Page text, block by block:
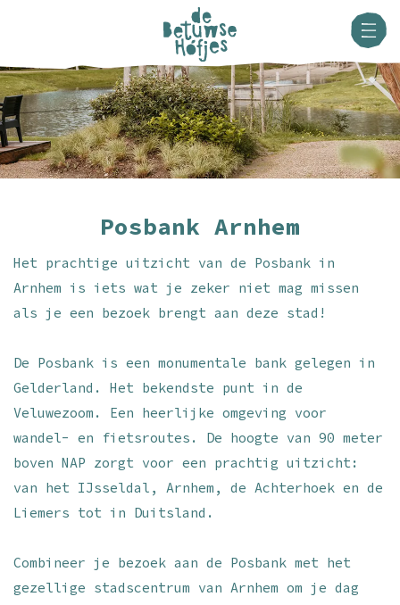
Posbank Arnhem
Het prachtige uitzicht van de Posbank in
Arnhem is iets wat je zeker niet mag missen
als je een bezoek brengt aan deze stad!
De Posbank is een monumentale bank gelegen in
Gelderland. Het bekendste punt in de
Veluwezoom. Een heerlijke omgeving voor
wandel- en fietsroutes. De hoogte van 90 meter
boven NAP zorgt voor een prachtig uitzicht:
van het IJsseldal, Arnhem, de Achterhoek en de
Liemers tot in Duitsland.
Combineer je bezoek aan de Posbank met het
gezellige stadscentrum van Arnhem om je dag